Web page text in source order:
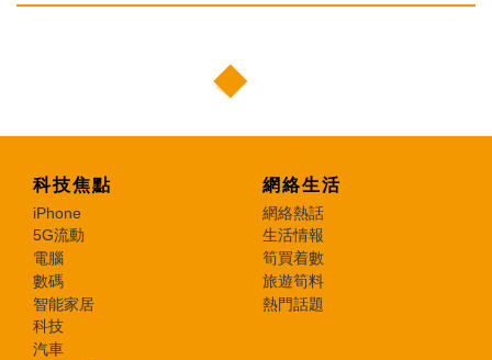
科技焦點
iPhone
5G流動
電腦
數碼
智能家居
科技
汽車
網絡生活
網絡熱話
生活情報
筍買着數
旅遊筍料
熱門話題